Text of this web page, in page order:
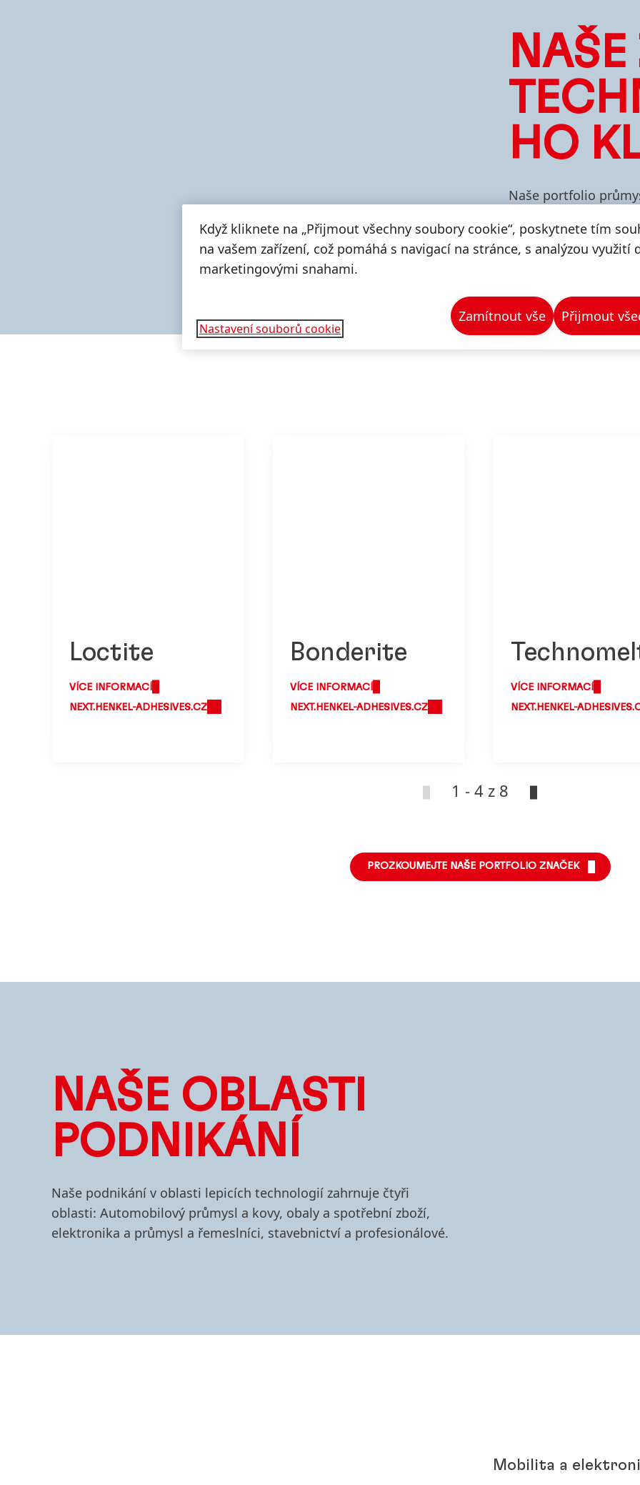
HO
Naše portfolio
pěti
Teroson a Aquence.
republice
Loctite
VÍCE INFORMACÍ
NEXT.HENKEL-ADHESIVES.CZ
Bonderite
VÍCE INFORMACÍ
NEXT.HENKEL-ADHESIVES.CZ
VÍCE INFORMACÍ
NEXT.HENKEL-
1 - 4 z 8
PROZKOUMEJTE NAŠE PORTFOLIO ZNAČEK
NAŠE OBLASTI
PODNIKÁNÍ
Naše podnikání v oblasti lepicích technologií zahrnuje čtyři
oblasti: Automobilový průmysl a kovy, obaly a spotřební zboží,
elektronika a průmysl a řemeslníci, stavebnictví a profesionálové.
Mobilita a
Když kliknete na „Přijmout všechny soubory cookie“, poskytnete tím
na vašem zařízení, což pomáhá s navigací na stránce, s analýzou využití
marketingovými snahami.
Nastavení souborů cookie
Zamítnout vše Přijmout